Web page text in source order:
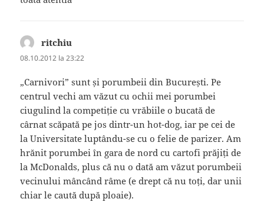
ritchiu
08.10.2012 la 23:22
„Carnivori” sunt și porumbeii din București. Pe
centrul vechi am văzut cu ochii mei porumbei
ciugulind la competiție cu vrăbiile o bucată de
cârnat scăpată pe jos dintr-un hot-dog, iar pe cei de
la Universitate luptându-se cu o felie de parizer. Am
hrănit porumbei în gara de nord cu cartofi prăjiți de
la McDonalds, plus că nu o dată am văzut porumbeii
vecinului mâncând râme (e drept că nu toți, dar unii
chiar le caută după ploaie).